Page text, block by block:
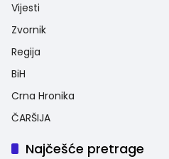
Vijesti
Zvornik
Regija
BiH
Crna Hronika
ČARŠIJA
Najčešće pretrage